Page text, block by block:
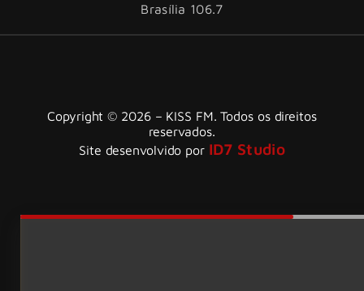
Brasília 106.7
Copyright © 2026 – KISS FM. Todos os direitos
reservados.
Site desenvolvido por ID7 Studio